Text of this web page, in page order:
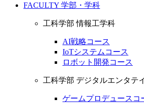
FACULTY 学部・学科
工科学部 情報工学科
AI戦略コース
IoTシステムコース
ロボット開発コース
工科学部 デジタルエンタテ
ゲームプロデュースコ